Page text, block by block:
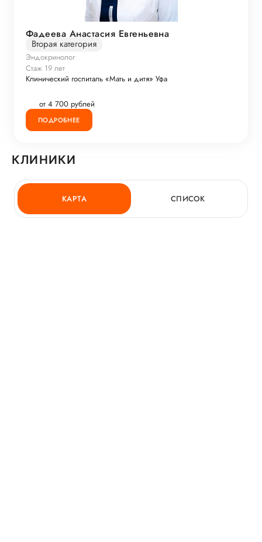
Фадеева Анастасия Евгеньевна
Вторая категория
Эндокринолог
Стаж 19 лет
Клинический госпиталь «Мать и дитя» Уфа
от 4 700 рублей
ПОДРОБНЕЕ
КЛИНИКИ
КАРТА СПИСОК